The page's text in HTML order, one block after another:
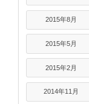
2015年8月
2015年5月
2015年2月
2014年11月